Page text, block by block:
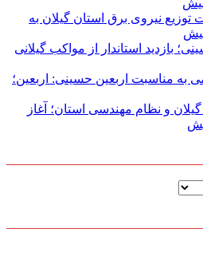
نیروی برق استان گیلان به
بازدید استاندار از مواکب گیلانی
به مناسبت اربعین حسینی: اربعین؛
و نظام مهندسی استان؛ آغاز